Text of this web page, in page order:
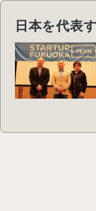
日本を代表